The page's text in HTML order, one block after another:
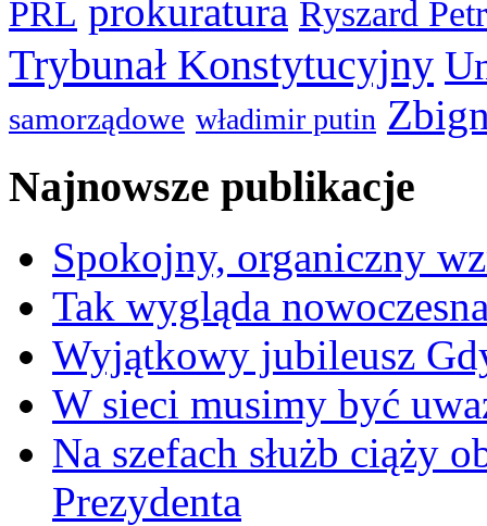
PRL prokuratura Ryszard
Trybunał Konstytucyjny
samorządowe władimir putin
Najnowsze publikacje
Spokojny, organiczny
Tak wygląda
Wyjątkowy jubileusz
W sieci musimy być
Na szefach służb ciąży
Prezydenta